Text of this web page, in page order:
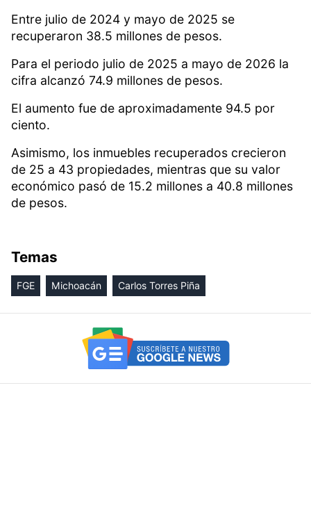
Entre julio de 2024 y mayo de 2025 se
recuperaron 38.5 millones de pesos.
Para el periodo julio de 2025 a mayo de 2026 la
cifra alcanzó 74.9 millones de pesos.
El aumento fue de aproximadamente 94.5 por
ciento.
Asimismo, los inmuebles recuperados crecieron
de 25 a 43 propiedades, mientras que su valor
económico pasó de 15.2 millones a 40.8 millones
de pesos.
Temas
FGE Michoacán Carlos Torres Piña